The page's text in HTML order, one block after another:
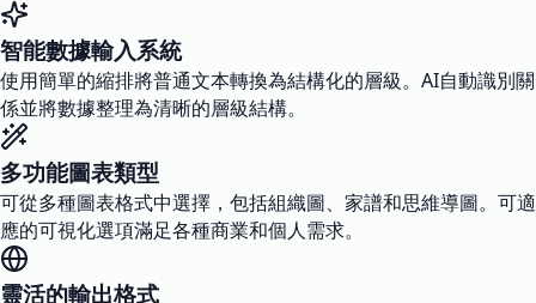
智能數據輸入系統
使用簡單的縮排將普通文本轉換為結構化的層級。AI自動識別關
係並將數據整理為清晰的層級結構。
多功能圖表類型
可從多種圖表格式中選擇，包括組織圖、家譜和思維導圖。可適
應的可視化選項滿足各種商業和個人需求。
靈活的輸出格式